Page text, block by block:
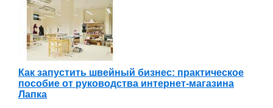
Как запустить швейный бизнес: практическое
пособие от руководства интернет-магазина
Лапка